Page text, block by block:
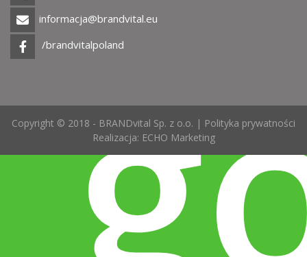
informacja@brandvital.eu
/brandvitalpoland
Copyright © 2018 - BRANDvital Sp. z o.o. | Polityka prywatności
Realizacja: ECHO Marketing